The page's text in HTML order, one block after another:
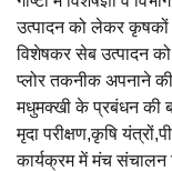
उत्पादन को लेकर कृषकों
विशेषकर सेब उत्पादन
प्लोर तकनीक अपनाने
मधुमक्खी के प्रबंधन की
मृदा परीक्षण,कृषि
कार्यक्रम में मंच संचालन